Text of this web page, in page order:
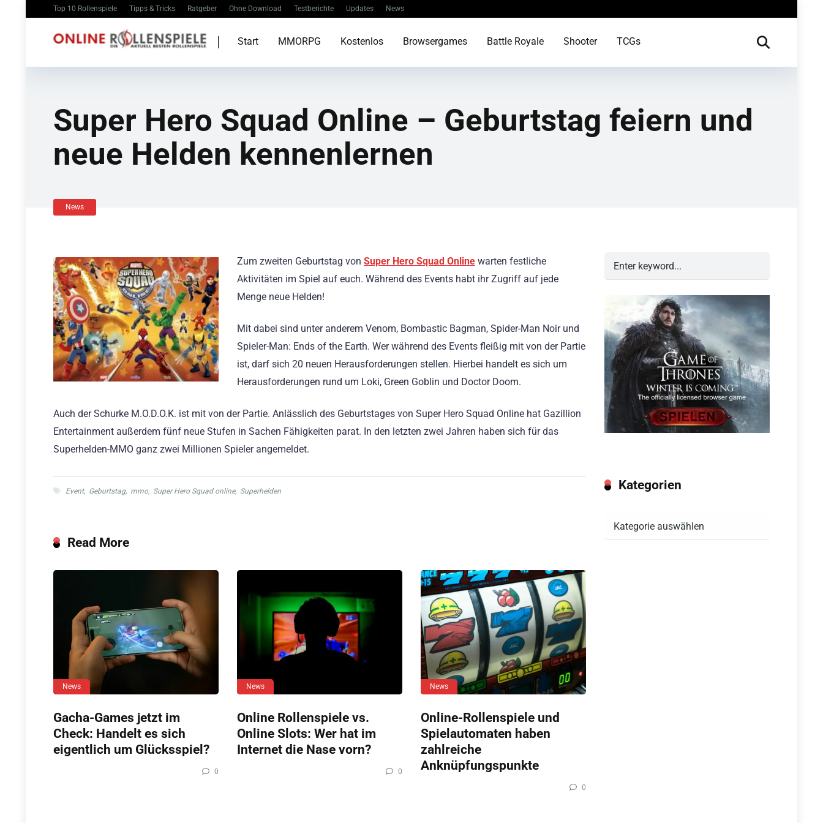
Top 10 Rollenspiele Tipps & Tricks Ratgeber Ohne Download Testberichte Updates News
Start MMORPG Kostenlos Browsergames Battle Royale Shooter TCGs
Super Hero Squad Online – Geburtstag feiern und
neue Helden kennenlernen
News
Zum zweiten Geburtstag von Super Hero Squad Online warten festliche
Aktivitäten im Spiel auf euch. Während des Events habt ihr Zugriff auf jede
Menge neue Helden!
Mit dabei sind unter anderem Venom, Bombastic Bagman, Spider-Man Noir und
Spieler-Man: Ends of the Earth. Wer während des Events fleißig mit von der Partie
ist, darf sich 20 neuen Herausforderungen stellen. Hierbei handelt es sich um
Herausforderungen rund um Loki, Green Goblin und Doctor Doom.
Auch der Schurke M.O.D.O.K. ist mit von der Partie. Anlässlich des Geburtstages von Super Hero Squad Online hat Gazillion
Entertainment außerdem fünf neue Stufen in Sachen Fähigkeiten parat. In den letzten zwei Jahren haben sich für das
Superhelden-MMO ganz zwei Millionen Spieler angemeldet.
Event, Geburtstag, mmo, Super Hero Squad online, Superhelden
Read More
News
Gacha-Games jetzt im
Check: Handelt es sich
eigentlich um Glücksspiel?
0
News
Online Rollenspiele vs.
Online Slots: Wer hat im
Internet die Nase vorn?
0
News
Online-Rollenspiele und
Spielautomaten haben
zahlreiche
Anknüpfungspunkte
0
Kategorien